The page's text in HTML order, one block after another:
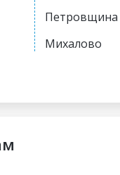
Петровщина
Михалово